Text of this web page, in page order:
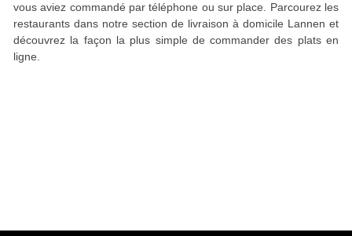
vous aviez commandé par téléphone ou sur place. Parcourez les
restaurants dans notre section de livraison à domicile Lannen et
découvrez la façon la plus simple de commander des plats en
ligne.